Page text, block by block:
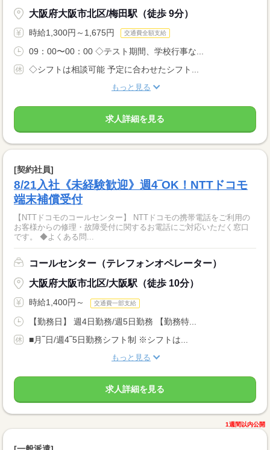
大阪府大阪市北区/梅田駅（徒歩 9分）
時給1,300円～1,675円 交通費全額支給
09：00〜00：00 ◇テスト期間、学校行事な...
◇シフトは相談可能 予定に合わせたシフト...
もっと見る
求人詳細を見る
[契約社員]
8/21入社《未経験歓迎》週4‾OK！NTTドコモ
端末補償受付
【NTTドコモのコールセンター】 NTTドコモの携帯電話をご利用の
お客様からの修理・故障受付に関するお電話にご対応いただく窓口
です。 ◆よくある問...
コールセンター（テレフォンオペレーター）
大阪府大阪市北区/大阪駅（徒歩 10分）
時給1,400円～ 交通費一部支給
【勤務日】 週4日勤務/週5日勤務 【勤務特...
■月‾日/週4‾5日勤務シフト制 ※シフトは...
もっと見る
求人詳細を見る
1週間以内公開